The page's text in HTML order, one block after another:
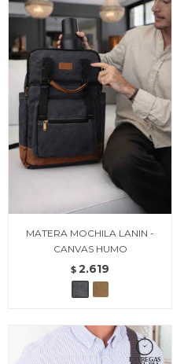
MATERA MOCHILA LANIN -
CANVAS HUMO
$ 2.619